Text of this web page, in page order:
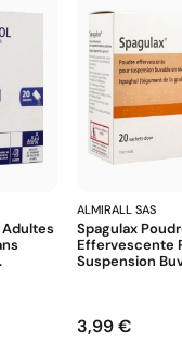
ALMIRALL SAS
Spagulax
Effervescente
Suspension
Prix
3,99 €